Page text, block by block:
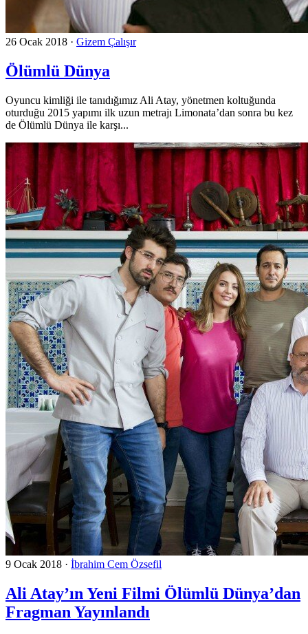
26 Ocak 2018 · Gizem Çalışır
Ölümlü Dünya
Oyuncu kimliği ile tanıdığımız Ali Atay, yönetmen koltuğunda
oturduğu 2015 yapımı ilk uzun metrajı Limonata’dan sonra bu kez
de Ölümlü Dünya ile karşı...
9 Ocak 2018 · İbrahim Cem Özsefil
Ali Atay’ın Yeni Filmi Ölümlü Dünya’dan
Fragman Yayınlandı